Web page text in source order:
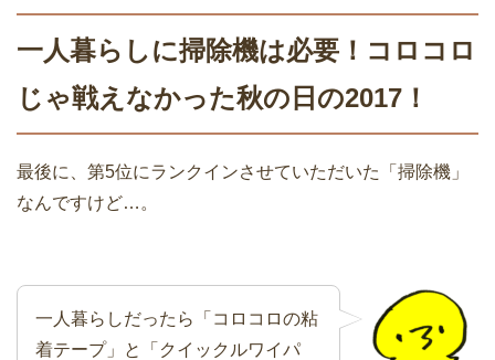
一人暮らしに掃除機は必要！コロコロ
じゃ戦えなかった秋の日の2017！
最後に、第5位にランクインさせていただいた「掃除機」
なんですけど…。
一人暮らしだったら「コロコロの粘
着テープ」と「クイックルワイパ